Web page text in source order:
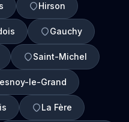
Hirson
Gauchy
Saint-Michel
le-Grand
La Fère